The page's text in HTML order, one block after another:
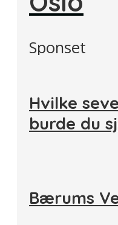
Sponset
Hvilke
burde du
Bærums